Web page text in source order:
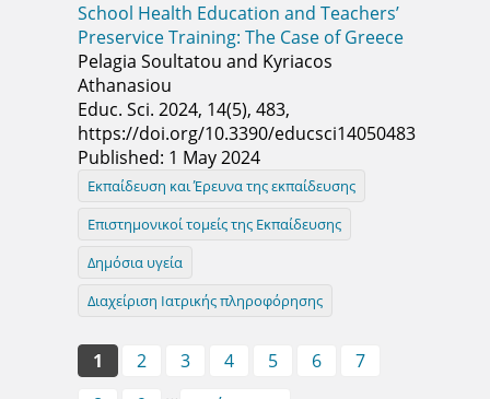
School Health Education and Teachers’
Preservice Training: The Case of Greece
Pelagia Soultatou and Kyriacos
Athanasiou
Educ. Sci. 2024, 14(5), 483,
https://doi.org/10.3390/educsci14050483
Published: 1 May 2024
Εκπαίδευση και Έρευνα της εκπαίδευσης
Επιστημονικοί τομείς της Εκπαίδευσης
Δημόσια υγεία
Διαχείριση Ιατρικής πληροφόρησης
Pages
1 2 3 4 5 6
7